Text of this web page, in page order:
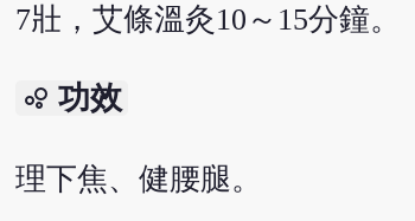
7壯，艾條溫灸10～15分鐘。
bubble_chart 功效
理下焦、健腰腿。